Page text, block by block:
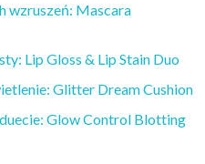
wzruszeń: Mascara
Lip Gloss & Lip Stain Duo
Glitter Dream Cushion
Glow Control Blotting